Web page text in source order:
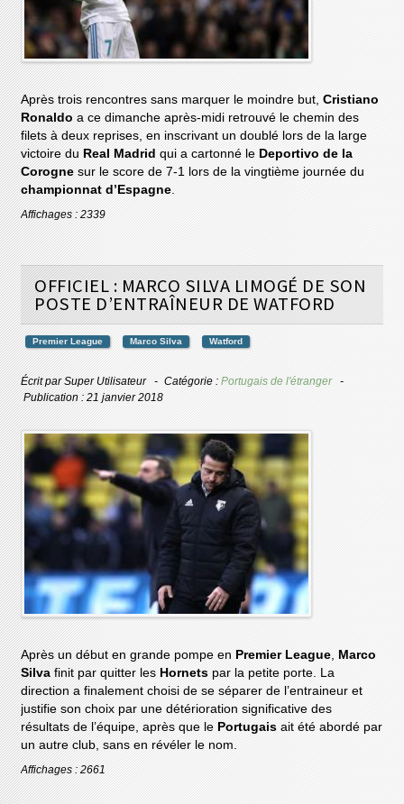
Après trois rencontres sans marquer le moindre but,Cristiano
Ronaldo a ce dimanche après-midi retrouvé le chemin des
filets à deux reprises, en inscrivant un doublé lors de la large
victoire du Real Madrid qui a cartonné le Deportivo de la
Corogne sur le score de 7-1 lors de la vingtième journée du
championnat d’Espagne.
Affichages : 2339
OFFICIEL : MARCO SILVA LIMOGÉ DE SON
POSTE D’ENTRAÎNEUR DE WATFORD
Premier League Marco Silva Watford
Écrit parSuper Utilisateur Catégorie :Portugais de l'étranger
Publication : 21 janvier 2018
Après un début en grande pompe en Premier League, Marco
Silvafinit par quitter les Hornetspar la petite porte. La
direction a finalement choisi de se séparer de l’entraineur et
justifie son choix par une détérioration significative des
résultats de l’équipe, après que le Portugaisait été abordé par
un autre club, sans en révéler le nom.
Affichages : 2661